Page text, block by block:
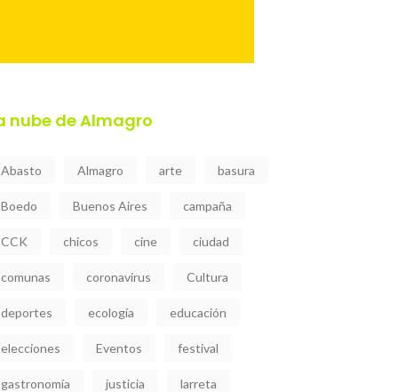
nube de Almagro
Abasto Almagro arte basura
Boedo Buenos Aires campaña
CCK chicos cine ciudad
comunas coronavirus Cultura
deportes ecología educación
elecciones Eventos festival
gastronomía justicia larreta